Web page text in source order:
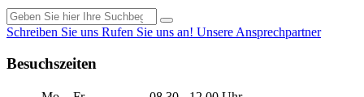
Schreiben Sie uns Rufen Sie uns an! Unsere Ansprechpartner
Besuchszeiten